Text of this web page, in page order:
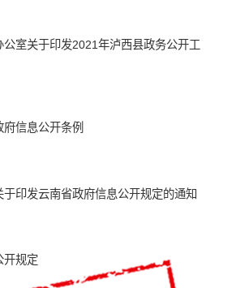
公室关于印发2021年泸西县政务公开工
信息公开条例
印发云南省政府信息公开规定的通知
开规定